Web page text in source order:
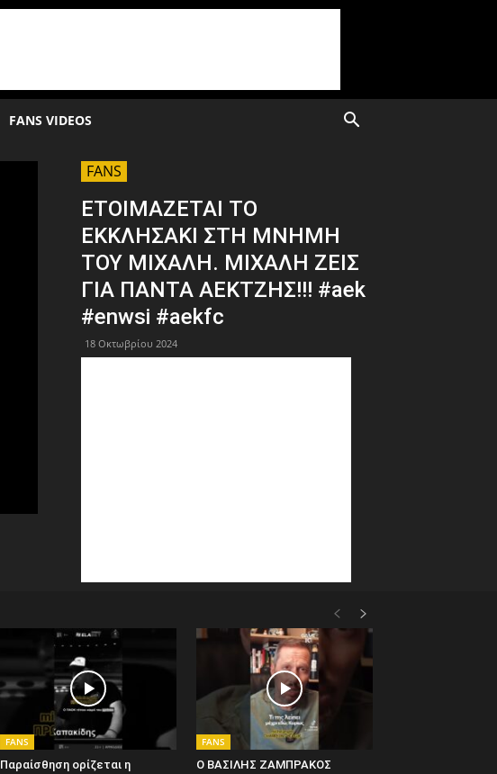
FANS VIDEOS
FANS
ΕΤΟΙΜΑΖΕΤΑΙ ΤΟ
ΕΚΚΛΗΣΑΚΙ ΣΤΗ ΜΝΗΜΗ
ΤΟΥ ΜΙΧΑΛΗ. ΜΙΧΑΛΗ ΖΕΙΣ
ΓΙΑ ΠΑΝΤΑ ΑΕΚΤΖΗΣ!!! #aek
#enwsi #aekfc
18 Οκτωβρίου 2024
FANS
Παραίσθηση ορίζεται η
FANS
Ο ΒΑΣΙΛΗΣ ΖΑΜΠΡΑΚΟΣ